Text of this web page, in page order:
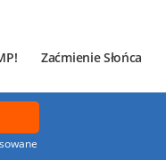
Zaćmienie Słońca